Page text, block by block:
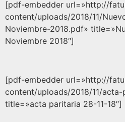
[pdf-embedder url=»http://
content/uploads/2018/11/
Noviembre-2018.pdf»
Noviembre 2018″]
[pdf-embedder url=»http://
content/uploads/2018/11/acta-
title=»acta paritaria 28-11-18″]